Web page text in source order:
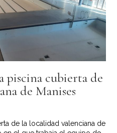
piscina cubierta de
de Manises
de la localidad valenciana de